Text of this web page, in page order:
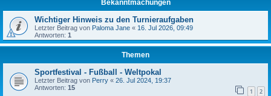
Bekanntmachungen
Wichtiger Hinweis zu den Turnieraufgaben
Letzter Beitrag von Paloma Jane « 16. Jul 2026, 09:49
Antworten: 1
Themen
Sportfestival - Fußball - Weltpokal
Letzter Beitrag von Perry « 26. Jul 2024, 19:37
Antworten: 15 1 2